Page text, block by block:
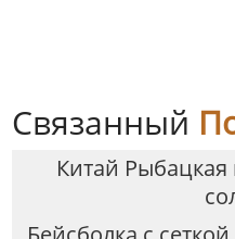
Связанный
Китай Рыбацкая